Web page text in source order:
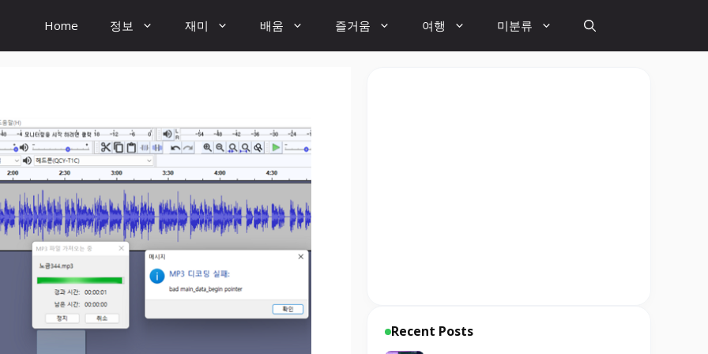
Home 정보 재미 배움 즐거움 여행 미분류
Recent Posts